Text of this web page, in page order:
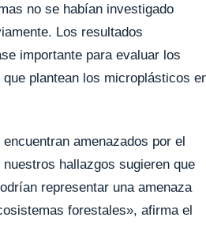
no se habían investigado
Los resultados
importante para evaluar los
plantean los microplásticos
amenazados por el
hallazgos sugieren que
representar una amenaza
forestales», afirma el